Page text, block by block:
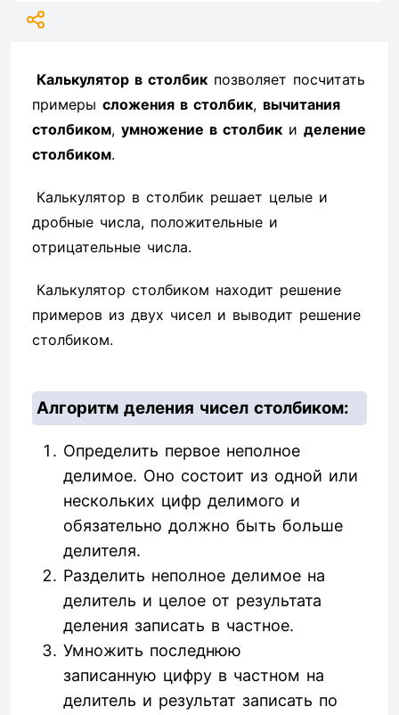
Калькулятор в столбик позволяет посчитать
примеры сложения в столбик, вычитания
столбиком, умножение в столбик и деление
столбиком.
Калькулятор в столбик решает целые и
дробные числа, положительные и
отрицательные числа.
Калькулятор столбиком находит решение
примеров из двух чисел и выводит решение
столбиком.
Алгоритм деления чисел столбиком:
Определить первое неполное
делимое. Оно состоит из одной или
нескольких цифр делимого и
обязательно должно быть больше
делителя.
Разделить неполное делимое на
делитель и целое от результата
деления записать в частное.
Умножить последнюю
записанную цифру в частном на
делитель и результат записать по